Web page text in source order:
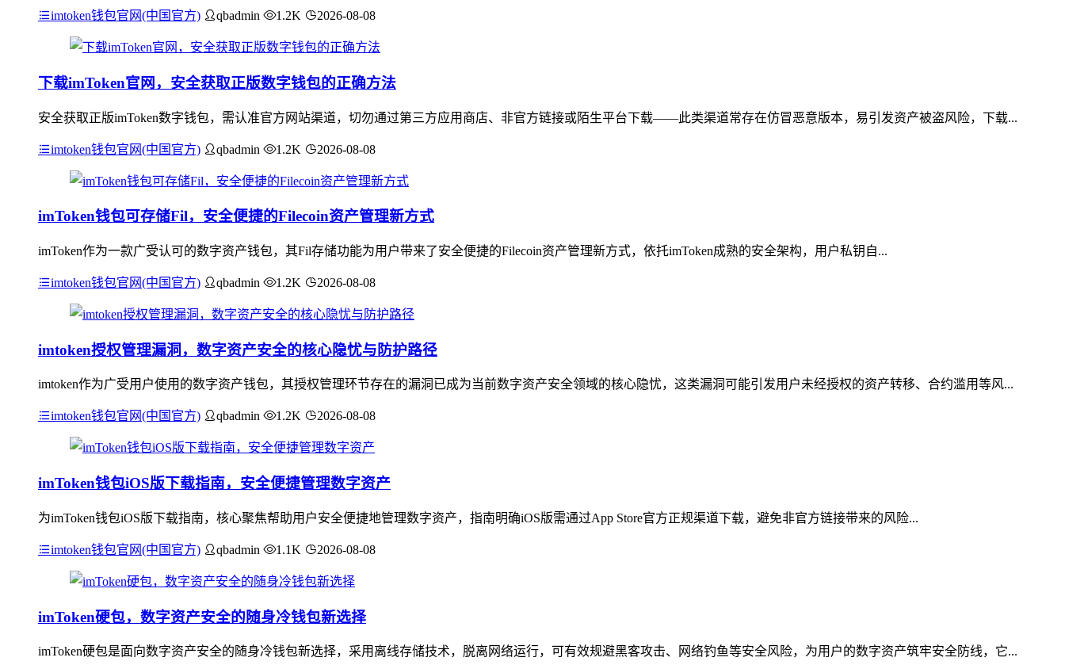
imtoken钱包官网(中国官方) qbadmin 1.2K 2026-08-08
下载imToken官网，安全获取正版数字钱包的正确方法
安全获取正版imToken数字钱包，需认准官方网站渠道，切勿通过第三方应用商店、非官方链接或陌生平台下载——此类渠道常存在仿冒恶意版本，易引发资产被盗风险，下载...
imtoken钱包官网(中国官方) qbadmin 1.2K 2026-08-08
imToken钱包可存储Fil，安全便捷的Filecoin资产管理新方式
imToken作为一款广受认可的数字资产钱包，其Fil存储功能为用户带来了安全便捷的Filecoin资产管理新方式，依托imToken成熟的安全架构，用户私钥自...
imtoken钱包官网(中国官方) qbadmin 1.2K 2026-08-08
imtoken授权管理漏洞，数字资产安全的核心隐忧与防护路径
imtoken作为广受用户使用的数字资产钱包，其授权管理环节存在的漏洞已成为当前数字资产安全领域的核心隐忧，这类漏洞可能引发用户未经授权的资产转移、合约滥用等风...
imtoken钱包官网(中国官方) qbadmin 1.2K 2026-08-08
imToken钱包iOS版下载指南，安全便捷管理数字资产
为imToken钱包iOS版下载指南，核心聚焦帮助用户安全便捷地管理数字资产，指南明确iOS版需通过App Store官方正规渠道下载，避免非官方链接带来的风险...
imtoken钱包官网(中国官方) qbadmin 1.1K 2026-08-08
imToken硬包，数字资产安全的随身冷钱包新选择
imToken硬包是面向数字资产安全的随身冷钱包新选择，采用离线存储技术，脱离网络运行，可有效规避黑客攻击、网络钓鱼等安全风险，为用户的数字资产筑牢安全防线，它...